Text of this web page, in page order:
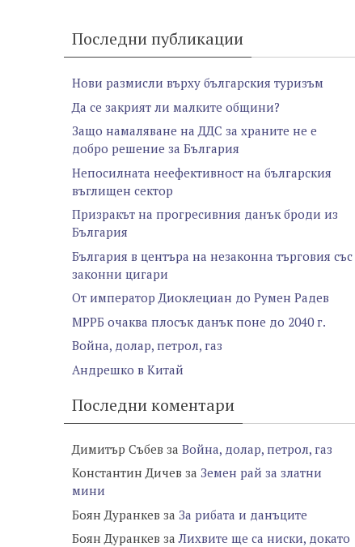
Последни публикации
Нови размисли върху българския туризъм
Да се закрият ли малките общини?
Защо намаляване на ДДС за храните не е
добро решение за България
Непосилната неефективност на българския
въглищен сектор
Призракът на прогресивния данък броди из
България
България в центъра на незаконна търговия със
законни цигари
От император Диоклециан до Румен Радев
МРРБ очаква плосък данък поне до 2040 г.
Война, долар, петрол, газ
Андрешко в Китай
Последни коментари
Димитър Събев за Война, долар, петрол, газ
Константин Дичев за Земен рай за златни
мини
Боян Дуранкев за За рибата и данъците
Боян Дуранкев заЛихвите ще са ниски, докато